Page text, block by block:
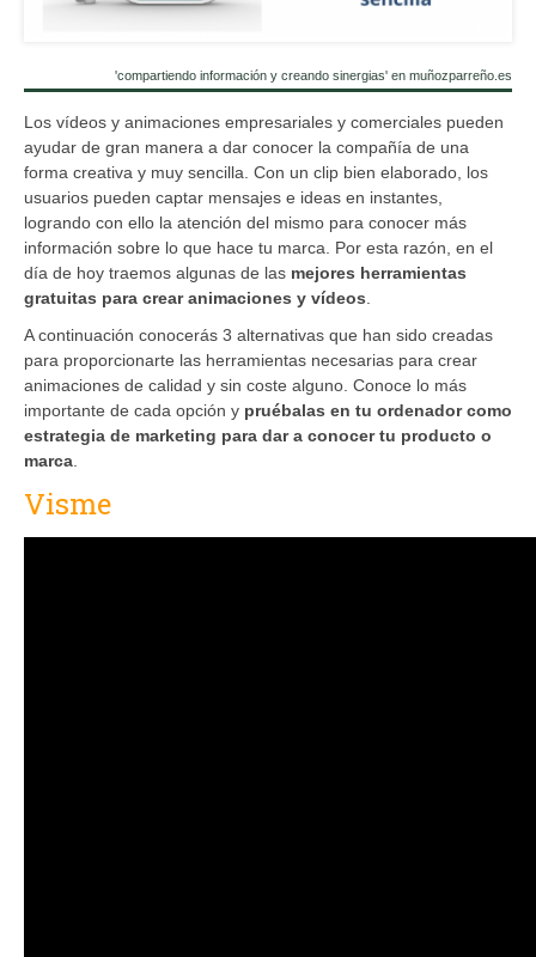
'compartiendo información y creando sinergias' en muñozparreño.es
Los vídeos y animaciones empresariales y comerciales pueden
ayudar de gran manera a dar conocer la compañía de una
forma creativa y muy sencilla. Con un clip bien elaborado, los
usuarios pueden captar mensajes e ideas en instantes,
logrando con ello la atención del mismo para conocer más
información sobre lo que hace tu marca. Por esta razón, en el
día de hoy traemos algunas de las mejores herramientas
gratuitas para crear animaciones y vídeos
A continuación conocerás 3 alternativas que han sido creadas
para proporcionarte las herramientas necesarias para crear
animaciones de calidad y sin coste alguno. Conoce lo más
importante de cada opción y pruébalas en tu ordenador como
estrategia de marketing para dar a conocer tu producto o
marca
Visme